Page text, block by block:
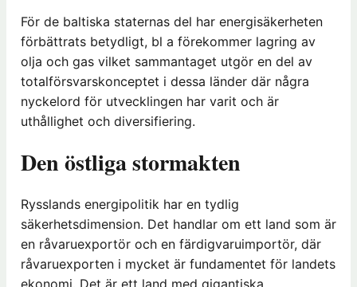
För de baltiska staternas del har energisäkerheten
förbättrats betydligt, bl a förekommer lagring av
olja och gas vilket sammantaget utgör en del av
totalförsvarskonceptet i dessa länder där några
nyckelord för utvecklingen har varit och är
uthållighet och diversifiering.
Den östliga stormakten
Rysslands energipolitik har en tydlig
säkerhetsdimension. Det handlar om ett land som är
en råvaruexportör och en färdigvaruimportör, där
råvaruexporten i mycket är fundamentet för landets
ekonomi. Det är ett land med gigantiska